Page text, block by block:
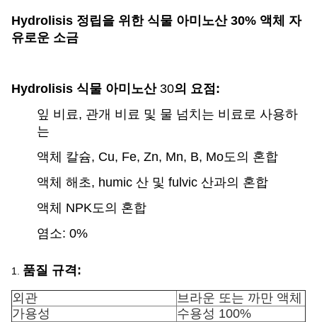
Hydrolisis 정립을 위한 식물 아미노산 30% 액체 자
유로운 소금
Hydrolisis 식물 아미노산30의 요점:
잎 비료, 관개 비료 및 물 넘치는 비료로 사용하
는
액체 칼슘, Cu, Fe, Zn, Mn, B, Mo도의 혼합
액체 해초, humic 산 및 fulvic 산과의 혼합
액체 NPK도의 혼합
염소: 0%
1. 품질 규격:
외관
브라운 또는 까만 액체
가용성
수용성 100%